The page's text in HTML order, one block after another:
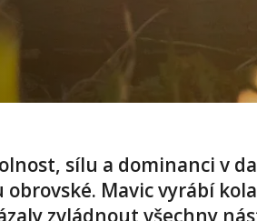
, sílu a dominanci v
obrovské. Mavicvyrábí
zvládnout všechny